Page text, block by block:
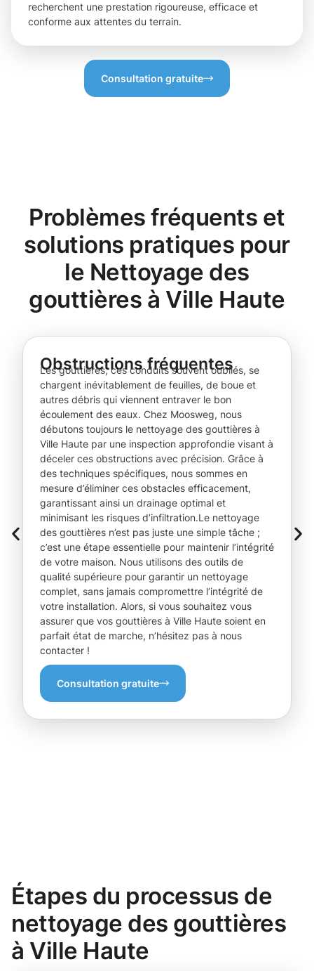
recherchent une prestation rigoureuse, efficace et
conforme aux attentes du terrain.
Consultation gratuite
Problèmes fréquents et
solutions pratiques pour
le Nettoyage des
gouttières à Ville Haute
Obstructions fréquentes
Les gouttières, ces conduits souvent oubliés, se
chargent inévitablement de feuilles, de boue et
autres débris qui viennent entraver le bon
écoulement des eaux. Chez Moosweg, nous
débutons toujours le nettoyage des gouttières à
Ville Haute par une inspection approfondie visant à
déceler ces obstructions avec précision. Grâce à
des techniques spécifiques, nous sommes en
mesure d’éliminer ces obstacles efficacement,
garantissant ainsi un drainage optimal et
minimisant les risques d’infiltration.Le nettoyage
des gouttières n’est pas juste une simple tâche ;
c’est une étape essentielle pour maintenir l’intégrité
de votre maison. Nous utilisons des outils de
qualité supérieure pour garantir un nettoyage
complet, sans jamais compromettre l’intégrité de
votre installation. Alors, si vous souhaitez vous
assurer que vos gouttières à Ville Haute soient en
parfait état de marche, n’hésitez pas à nous
contacter !
Consultation gratuite
Étapes du processus de
nettoyage des gouttières
à Ville Haute